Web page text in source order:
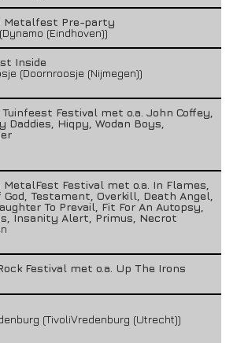
Metalfest Pre-party
(Eindhoven))
Inside
(Doornroosje (Nijmegen))
Festival met o.a. John Coffey,
Daddies, Hiqpy, Wodan Boys,
MetalFest Festival met o.a. In Flames,
God, Testament, Overkill, Death Angel,
To Prevail, Fit For An Autopsy,
Insanity Alert, Primus, Necrot
Festival met o.a. Up The Irons
(TivoliVredenburg (Utrecht))